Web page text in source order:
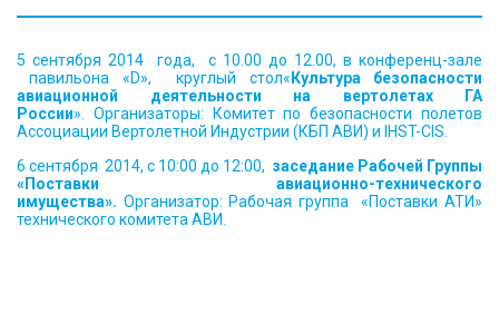
5 сентября 2014 года, с 10.00 до 12.00, в конференц-зале
павильона «D», круглый стол« Культура безопасности
авиационной деятельности на вертолетах ГА
России».
Организаторы: Комитет по безопасности полетов
Ассоциации Вертолетной Индустрии (КБП АВИ) и IHST-CIS.
6 сентября 2014, с 10:00 до 12:00, заседание Рабочей Группы
«Поставки авиационно-технического
имущества». Организатор: Рабочая группа «Поставки АТИ»
технического комитета АВИ.